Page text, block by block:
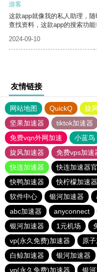
游客
这款app就像我的私人助理，
查找资料，这款app的搜索功
2024-09-10
友情链接
网站地图 QuickQ 旋
坚果加速器
tiktok加速器
免费vqn外网加速
小蓝鸟
旋风加速器
免费vps加速
快连加速器
快连加速器
快鸭加速器
快柠檬加速器
软件中心
银河加速器
abc加速器
anyconnect
银河加速器
1元机场
vp(永久免费)加速器
原
白鲸加速器
银河加速器
vp(永久免费)加速器
银